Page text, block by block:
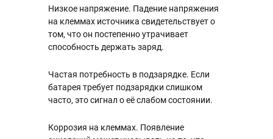
Низкое напряжение. Падение напряжения
на клеммах источника свидетельствует о
том, что он постепенно утрачивает
способность держать заряд.
Частая потребность в подзарядке. Если
батарея требует подзарядки слишком
часто, это сигнал о её слабом состоянии.
Коррозия на клеммах. Появление